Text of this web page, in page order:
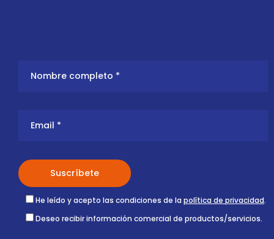
He leído y acepto las condiciones de la política de privacidad.
Deseo recibir información comercial de productos/servicios.